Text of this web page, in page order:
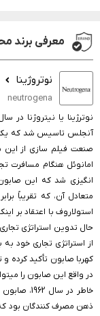
معرفی برند
نوتروژینا
neutrogena
آنجلس تاسیس شد که یک
امانوئل هنگام مسافرت
استولاروف با اعتقاد بر
حال تدوین استراتژی
از استراتژی تجاری خود
کهربا صابون تأکید کرده
در واقع این صابون را
ذهن‌ مصرف کنندگان بود